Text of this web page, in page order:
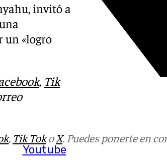
Youtube
invitó a
un «logro
, Tik
, Tik TokoX. Puedes ponerte en